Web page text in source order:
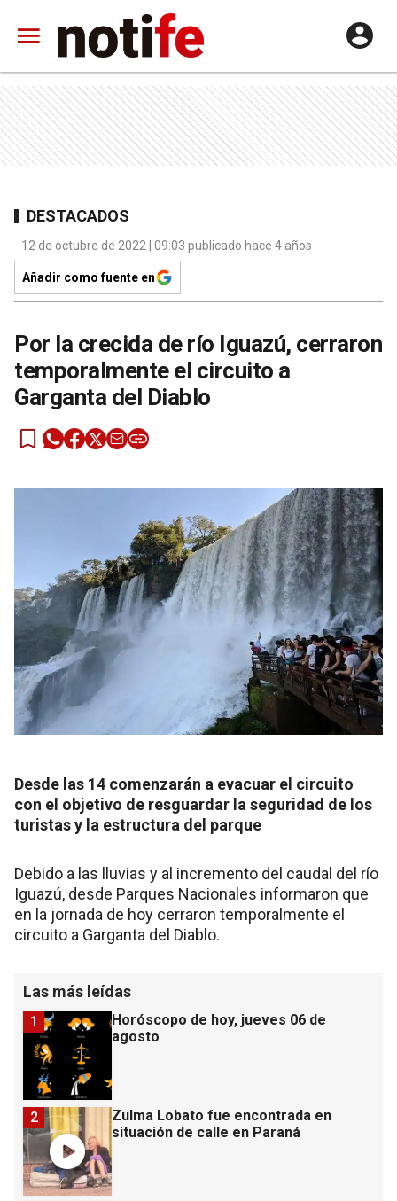
DESTACADOS
12 de octubre de 2022 | 09:03 publicado hace 4 años
Añadir como fuente en
Por la crecida de río Iguazú, cerraron
temporalmente el circuito a
Garganta del Diablo
Desde las 14 comenzarán a evacuar el circuito
con el objetivo de resguardar la seguridad de los
turistas y la estructura del parque
Debido a las lluvias y al incremento del caudal del río
Iguazú, desde Parques Nacionales informaron que
en la jornada de hoy cerraron temporalmente el
circuito a Garganta del Diablo.
Las más leídas
Horóscopo de hoy, jueves 06 de
agosto
1
Zulma Lobato fue encontrada en
situación de calle en Paraná
2